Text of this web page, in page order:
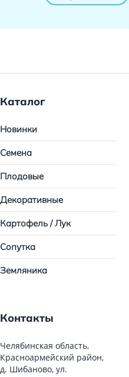
Каталог
Новинки
Семена
Плодовые
Декоративные
Картофель / Лук
Сопутка
Земляника
Контакты
Челябинская область,
Красноармейский район,
д. Шибаново, ул.